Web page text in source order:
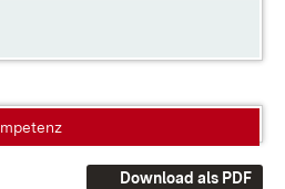
Download als PDF